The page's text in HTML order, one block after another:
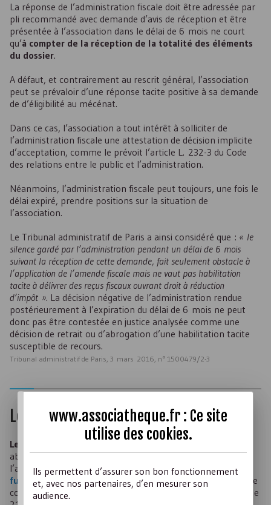
La réponse de l’administration fiscale doit être adressée par
pli recommandé avec demande d’avis de réception et être
présentée à l’association dans le délai de 6 mois ne court
qu’à compter de la réception de la totalité des éléments
du dossier.
A défaut, et contrairement au rescrit général, l’association
peut se prévaloir d’une réponse tacite positive à sa demande
de d’éligibilité au mécénat.
Dans ce cas, l’association a tout intérêt à solliciter de
l’administration fiscale une attestation de décision implicite
d’acceptation, comme le prévoit l’article L. 232-3 du Code
des relations entre le public et l’administration.
Néanmoins, l’administration fiscale peut toujours, une fois le
délai expiré, prendre positions sur la situation de
l’association.
Le Tribunal administratif de Paris a ainsi considéré que : « le
silence gardé par l’administration pendant un délai de 6 mois
suivant la réception de cette demande, fait seulement obstacle à
l’application de l’amende fiscale mais ne vaut pas habilitation
tacite à délivrer des reçus fiscaux ouvrant droit à réduction
d’impôt ». La décision négative de l’administration rendue
postérieurement à l’expiration du délai de 6 mois ne peut
donc pas être contestée en justice analysée comme une
décision de retrait ou d’abrogation d’une habilitation tacite
susceptible de recours.
Tribunal administratif de Paris, 3 mars 2016, n° 1500479/2-3
Le rescrit « restructuration »
Le rescrit « restructuration »
abus », permet à une association d’interroger
l’administration fiscalepréalablement à une opération de
fusion, scission, ou apport partiel d’actif, lui demandant de
confirmer que l’opération envisagée ne relève pas de l’article
www.associatheque.fr : Ce site
utilise des cookies.
Ils permettent d’assurer son bon fonctionnement
et, avec nos partenaires, d’en mesurer son
audience.